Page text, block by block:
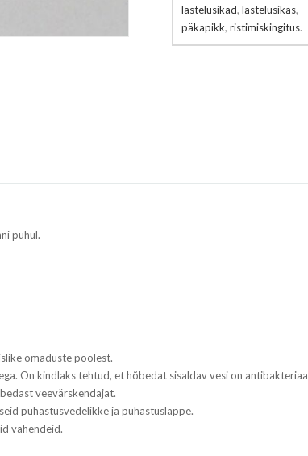
lastelusikad, lastelusikas,
päkapikk, ristimiskingitus.
puhul.
omaduste poolest.
On kindlaks tehtud, et hõbedat sisaldav vesi on
veevärskendajat.
puhastusvedelikke ja puhastuslappe.
vahendeid.